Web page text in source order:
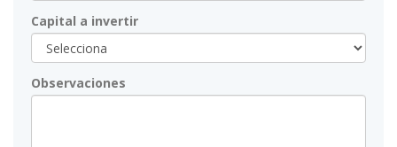
Capital a invertir
Observaciones